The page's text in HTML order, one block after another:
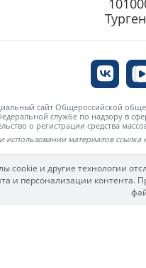
сайт Общероссийской
службе по надзору в
о регистрации средства
использовании материалов
cookie и другие технологии
и персонализации контента.